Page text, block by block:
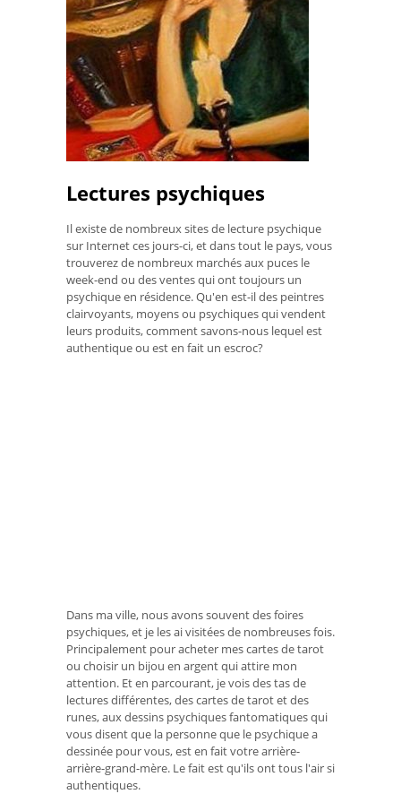
Lectures psychiques
Il existe de nombreux sites de lecture psychique
sur Internet ces jours-ci, et dans tout le pays, vous
trouverez de nombreux marchés aux puces le
week-end ou des ventes qui ont toujours un
psychique en résidence. Qu'en est-il des peintres
clairvoyants, moyens ou psychiques qui vendent
leurs produits, comment savons-nous lequel est
authentique ou est en fait un escroc?
Dans ma ville, nous avons souvent des foires
psychiques, et je les ai visitées de nombreuses fois.
Principalement pour acheter mes cartes de tarot
ou choisir un bijou en argent qui attire mon
attention. Et en parcourant, je vois des tas de
lectures différentes, des cartes de tarot et des
runes, aux dessins psychiques fantomatiques qui
vous disent que la personne que le psychique a
dessinée pour vous, est en fait votre arrière-
arrière-grand-mère. Le fait est qu'ils ont tous l'air si
authentiques.